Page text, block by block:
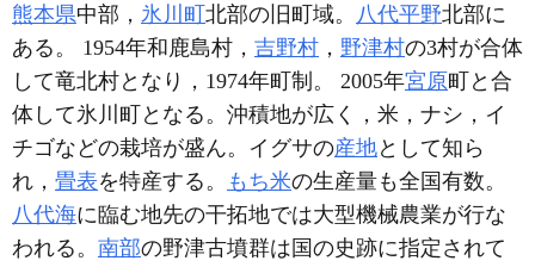
熊本県中部， 氷川町北部の旧町域。 八代平野北部に
ある。 1954年和鹿島村， 吉野村 ， 野津村の3村が合体
して竜北村となり，1974年町制。 2005年宮原町と合
体して氷川町となる。沖積地が広く，米，ナシ，イ
チゴなどの栽培が盛ん。イグサの産地として知ら
れ， 畳表を特産する。 もち米の生産量も全国有数。
八代海に臨む地先の干拓地では大型機械農業が行な
われる。 南部の野津古墳群は国の史跡に指定されて